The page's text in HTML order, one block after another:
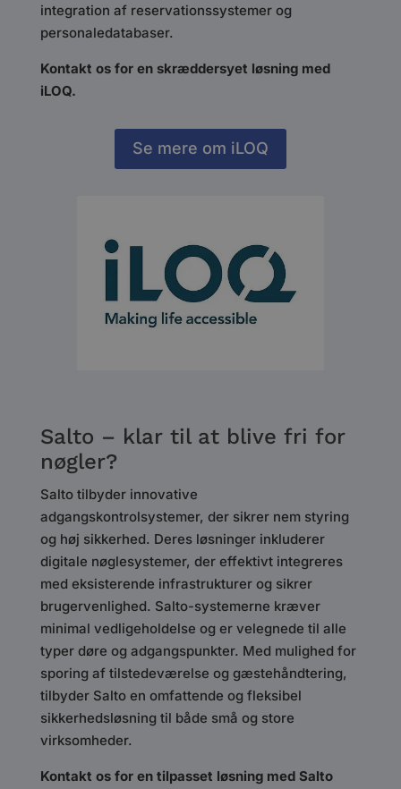
integration af reservationssystemer og
personaledatabaser.
Kontakt os for en skræddersyet løsning med
iLOQ.
Se mere om iLOQ
Salto – klar til at blive fri for
nøgler?
Salto tilbyder innovative
adgangskontrolsystemer, der sikrer nem styring
og høj sikkerhed. Deres løsninger inkluderer
digitale nøglesystemer, der effektivt integreres
med eksisterende infrastrukturer og sikrer
brugervenlighed. Salto-systemerne kræver
minimal vedligeholdelse og er velegnede til alle
typer døre og adgangspunkter. Med mulighed for
sporing af tilstedeværelse og gæstehåndtering,
tilbyder Salto en omfattende og fleksibel
sikkerhedsløsning til både små og store
virksomheder.
Kontakt os for en tilpasset løsning med Salto